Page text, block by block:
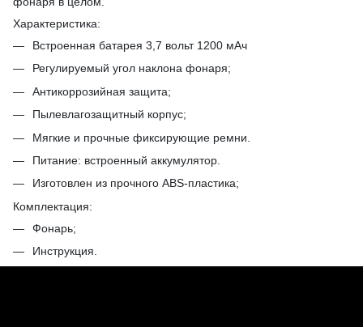
Характеристика:
Встроенная батарея 3,7 вольт 1200 мАч
Регулируемый угол наклона фонаря;
Антикоррозийная защита;
Пылевлагозащитный корпус;
Мягкие и прочные фиксирующие ремни.
Питание: встроенный аккумулятор.
Изготовлен из прочного ABS-пластика;
Комплектация:
Фонарь;
Инструкция.